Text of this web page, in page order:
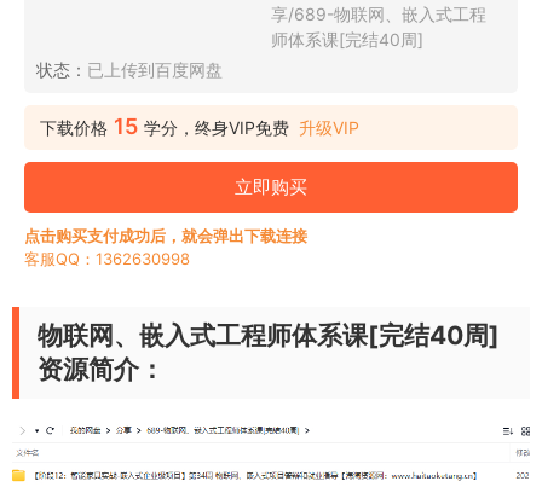
享/689-物联网、嵌入式工程
师体系课[完结40周]
状态： 已上传到百度网盘
下载价格 15 学分，终身VIP免费 升级VIP
立即购买
点击购买支付成功后，就会弹出下载连接
客服QQ：1362630998
物联网、嵌入式工程师体系课[完结40周]
资源简介：